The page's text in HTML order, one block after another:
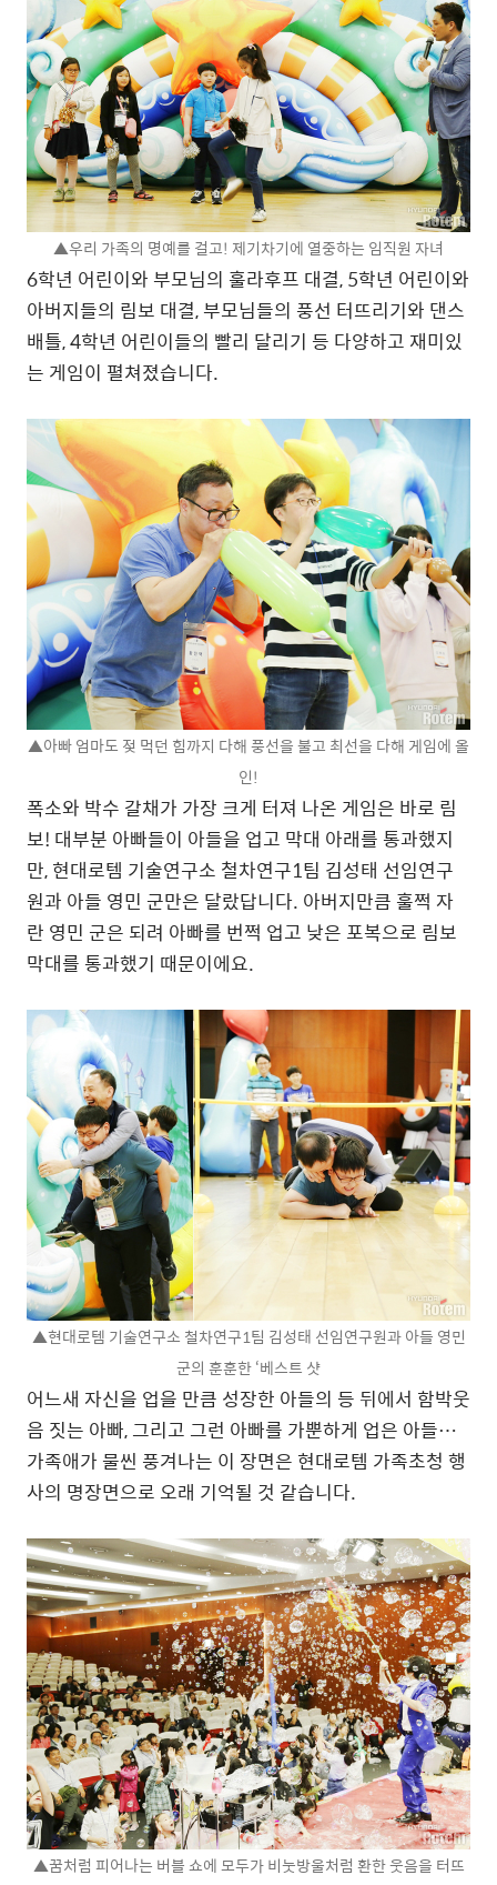
▲우리 가족의 명예를 걸고! 제기차기에 열중하는 임직원 자녀
6학년 어린이와 부모님의 훌라후프 대결, 5학년 어린이와
아버지들의 림보 대결, 부모님들의 풍선 터뜨리기와 댄스
배틀, 4학년 어린이들의 빨리 달리기 등 다양하고 재미있
는 게임이 펼쳐졌습니다.
▲아빠 엄마도 젖 먹던 힘까지 다해 풍선을 불고 최선을 다해 게임에 올
인!
폭소와 박수 갈채가 가장 크게 터져 나온 게임은 바로 림
보! 대부분 아빠들이 아들을 업고 막대 아래를 통과했지
만, 현대로템 기술연구소 철차연구1팀 김성태 선임연구
원과 아들 영민 군만은 달랐답니다. 아버지만큼 훌쩍 자
란 영민 군은 되려 아빠를 번쩍 업고 낮은 포복으로 림보
막대를 통과했기 때문이에요.
▲현대로템 기술연구소 철차연구1팀 김성태 선임연구원과 아들 영민
군의 훈훈한 ‘베스트 샷
어느새 자신을 업을 만큼 성장한 아들의 등 뒤에서 함박웃
음 짓는 아빠, 그리고 그런 아빠를 가뿐하게 업은 아들…
가족애가 물씬 풍겨나는 이 장면은 현대로템 가족초청 행
사의 명장면으로 오래 기억될 것 같습니다.
▲꿈처럼 피어나는 버블 쇼에 모두가 비눗방울처럼 환한 웃음을 터뜨